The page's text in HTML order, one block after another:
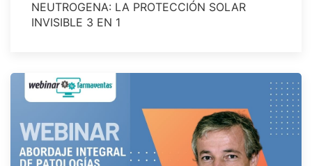
NEUTROGENA: LA PROTECCIÓN SOLAR
INVISIBLE 3 EN 1